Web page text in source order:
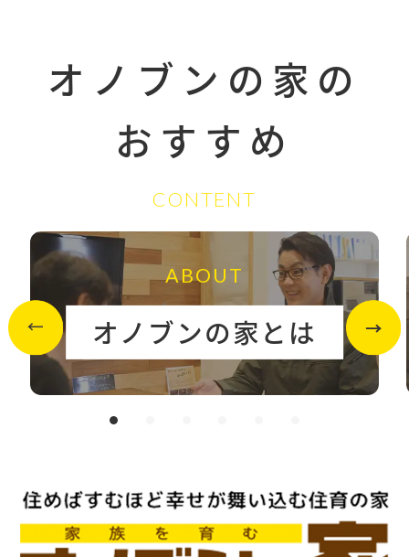
オノブンの家の
おすすめ
CONTENT
ABOUT
オノブンの家とは